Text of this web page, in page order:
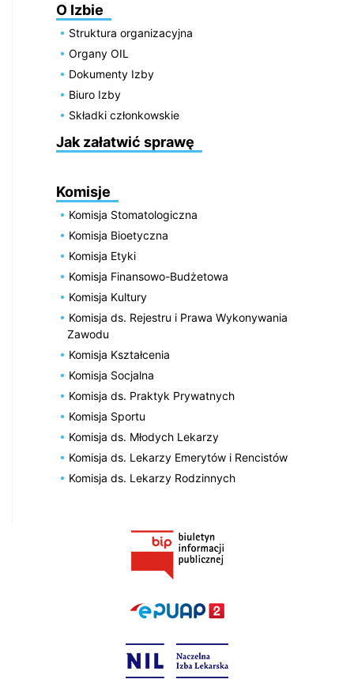
O Izbie
Struktura organizacyjna
Organy OIL
Dokumenty Izby
Biuro Izby
Składki członkowskie
Jak załatwić sprawę
Komisje
Komisja Stomatologiczna
Komisja Bioetyczna
Komisja Etyki
Komisja Finansowo-Budżetowa
Komisja Kultury
Komisja ds. Rejestru i Prawa Wykonywania
Zawodu
Komisja Kształcenia
Komisja Socjalna
Komisja ds. Praktyk Prywatnych
Komisja Sportu
Komisja ds. Młodych Lekarzy
Komisja ds. Lekarzy Emerytów i Rencistów
Komisja ds. Lekarzy Rodzinnych